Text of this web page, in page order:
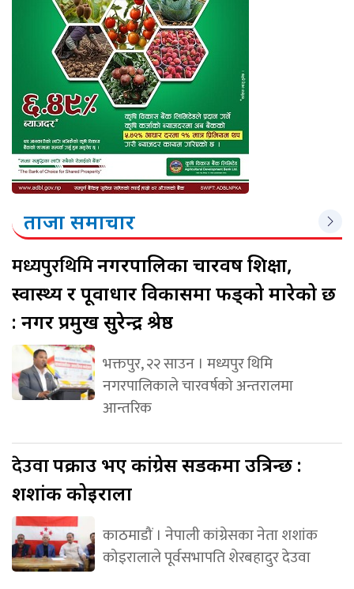
ताजा समाचार
मध्यपुरथिमिनगरपालिका चारवर्ष शिक्षा,
स्वास्थ्य र पूर्वाधार विकासमा फड्को मारेको छ
: नगर प्रमुख सुरेन्द्र श्रेष्ठ
भक्तपुर, २२ साउन । मध्यपुर थिमि
नगरपालिकाले चारवर्षको अन्तरालमा
आन्तरिक
देउवापक्राउ भए कांग्रेस सडकमा उत्रिन्छ :
शशांक कोइराला
काठमाडौं । नेपाली कांग्रेसका नेता शशांक
कोइरालाले पूर्वसभापति शेरबहादुर देउवा